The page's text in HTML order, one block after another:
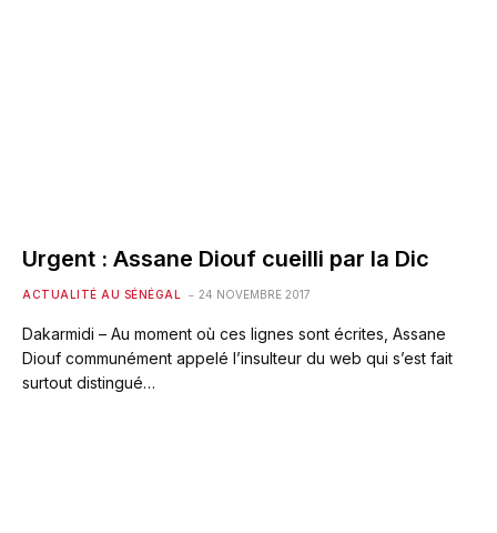
Urgent : Assane Diouf cueilli par la Dic
ACTUALITÉ AU SÉNÉGAL 24 NOVEMBRE 2017
Dakarmidi – Au moment où ces lignes sont écrites, Assane
Diouf communément appelé l’insulteur du web qui s’est fait
surtout distingué…